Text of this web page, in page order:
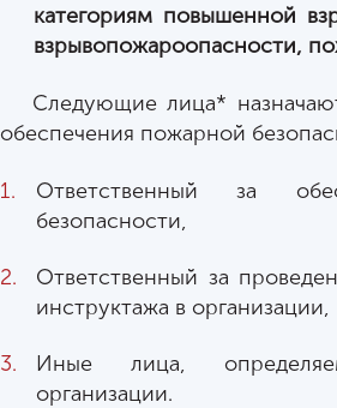
категориям повышенной
взрывопожароопасности,
Следующие лица*
обеспечения пожарной
Ответственный за
безопасности,
Ответственный за
инструктажа в организации,
Иные лица,
организации.